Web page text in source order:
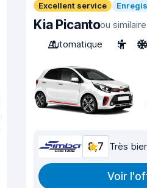
Excellent service
Kia Picantoou
Automatique
5
8,7 Très
Voir